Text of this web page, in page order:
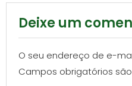
Deixe um
O seu endereço de e-
Campos obrigatórios